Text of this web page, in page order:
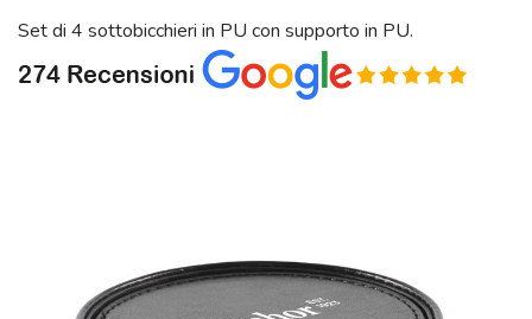
Set di 4 sottobicchieri in PU con supporto in PU.